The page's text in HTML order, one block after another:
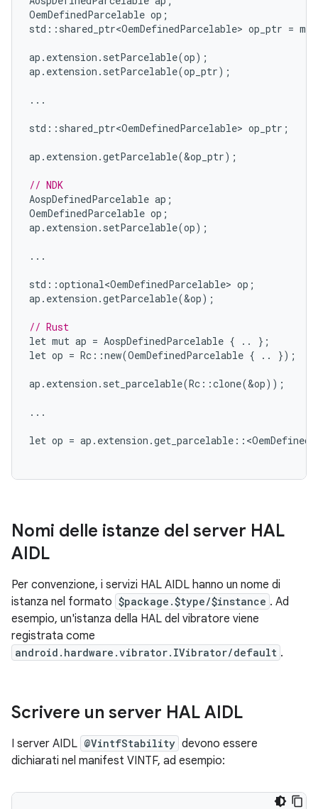
OemDefinedParcelable op ;
std :: shared_ptr<OemDefinedParcelable> op_ptr =
ap . extension . setParcelable(op);
ap . extension . setParcelable(op_ptr);
...
std :: shared_ptr<OemDefinedParcelable> op_ptr ;
ap . extension .getParcelable(&op_ptr);
// NDK
AospDefinedParcelable ap ;
OemDefinedParcelable op ;
ap . extension . setParcelable(op);
...
std ::optional<OemDefinedParcelable> op ;
ap . extension .getParcelable(&op);
// Rust
let mut ap = AospDefinedParcelable { ..
};
let op = Rc ::new(OemDefinedParcelable { .. });
ap . extension . set_parcelable(Rc ::clone(&op));
...
let op = ap . extension .get_parcelable :: <
Nomi delle istanze del server HAL
AIDL
Per convenzione, i servizi HAL AIDL hanno un nome di
istanza nel formato $package.$type/$instance . Ad
esempio, un'istanza della HAL del vibratore viene
registrata come
android.hardware.vibrator.IVibrator/default .
Scrivere un server HAL AIDL
I server AIDL @VintfStability devono essere
dichiarati nel manifest VINTF, ad esempio: